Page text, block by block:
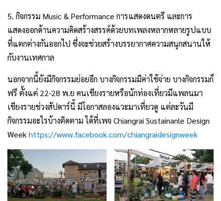
5. กิจกรรม Music & Performance การแสดงดนตรี และการ
แสดงออกด้านความคิดสร้างสรรค์ด้วยบทเพลงหลากหลายรูปแบบ
ที่แตกต่างกันออกไป ซึ่งจะช่วยสร้างบรรยากาศความสนุกสนานให้
กับงานเทศกาล
นอกจากนี้ยังมีกิจกรรมย่อยอีก บางกิจกรรมมีค่าใช้จ่าย บางกิจกรรมก็
ฟรี ตั้งแต่ 22-28 พ.ย คนเชียงรายหรือนักท่องเที่ยวมีแพลนมา
เชียงรายช่วงสัปดาร์นี้ มีโอกาสลองแวะมาเที่ยวดู แต่ละวันมี
กิจกรรมอะไรบ้างติดตาม ได้ที่เพจ Chiangrai Sustainanle Design
Week https://www.facebook.com/chiangraidesignweek